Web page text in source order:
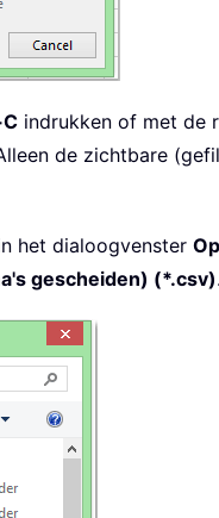
indrukken of met de
de zichtbare
het dialoogvenster
gescheiden) (*.csv)